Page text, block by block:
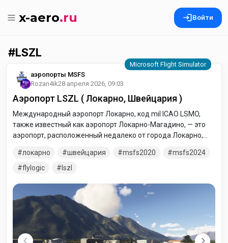
x-aero.ru Войти
LSZL
аэропорты MSFS
Rozan4ik28 апреля 2026, 09:03
Аэропорт LSZL ( Локарно, Швейцария )
Международный аэропорт Локарно, код mil ICAO LSMO,
также известный как аэропорт Локарно-Магадино, — это
аэропорт, расположенный недалеко от города Локарно,
военный аэропорт.
локарно швейцария msfs2020
msfs2024
flylogic
lszl